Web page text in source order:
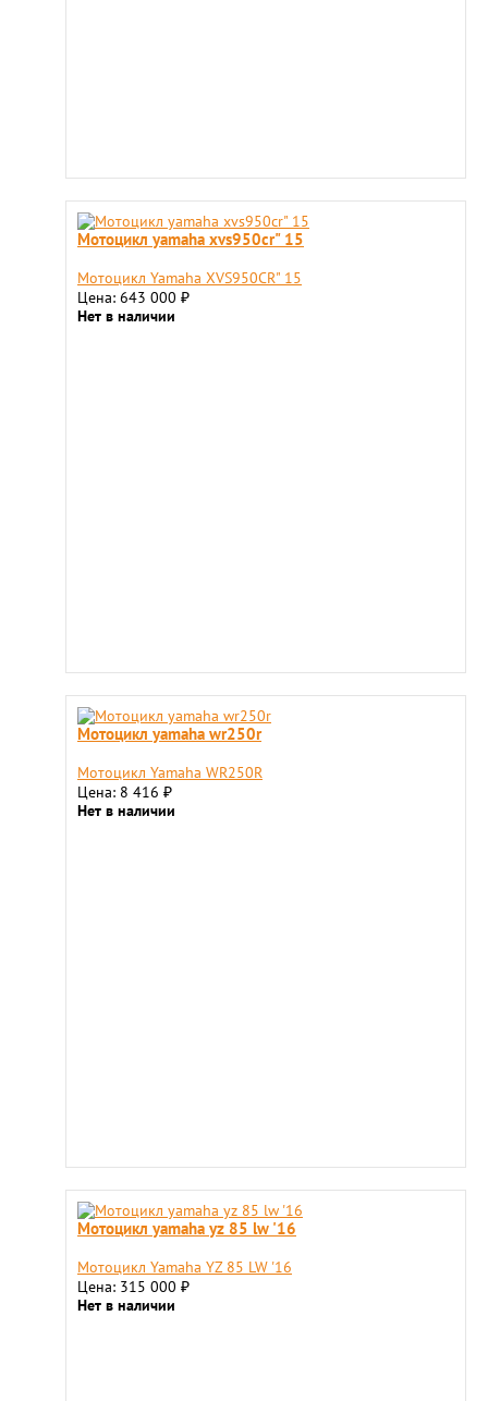
Мотоцикл yamaha xvs950cr" 15
Мотоцикл Yamaha XVS950CR" 15
Цена: 643 000 ₽
Нет в наличии
Мотоцикл yamaha wr250r
Мотоцикл Yamaha WR250R
Цена: 8 416 ₽
Нет в наличии
Мотоцикл yamaha yz 85 lw '16
Мотоцикл Yamaha YZ 85 LW '16
Цена: 315 000 ₽
Нет в наличии